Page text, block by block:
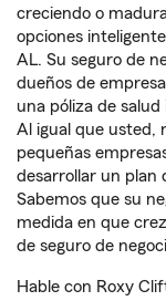
creciendo o
opciones
AL. Su seguro de
dueños de
una póliza de
Al igual que usted,
pequeñas
desarrollar un plan
Sabemos que su
medida en que
de seguro de
Hable con Roxy